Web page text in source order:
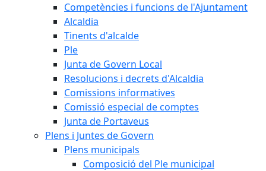
Competències i funcions de l'Ajuntament
Alcaldia
Tinents d'alcalde
Ple
Junta de Govern Local
Resolucions i decrets d'Alcaldia
Comissions informatives
Comissió especial de comptes
Junta de Portaveus
Plens i Juntes de Govern
Plens municipals
Composició del Ple municipal